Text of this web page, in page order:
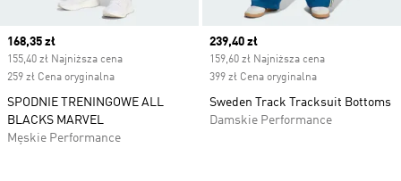
Current price
168,35 zł
155,40 zł Najniższa cena
259 zł Cena oryginalna
SPODNIE TRENINGOWE ALL
BLACKS MARVEL
Męskie Performance
Current price
239,40 zł
159,60 zł Najniższa cena
399 zł Cena oryginalna
Sweden Track Tracksuit Bottoms
Damskie Performance